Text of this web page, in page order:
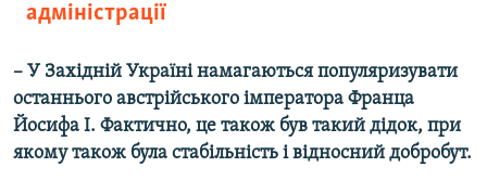
адміністрації
– У Західній Україні намагаються популяризувати
останнього австрійського імператора Франца
Йосифа І. Фактично, це також був такий дідок, при
якому також була стабільність і відносний добробут.